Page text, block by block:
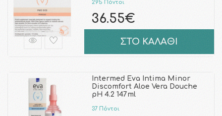
295 Πόντοι
36.55€
ΣΤΟ ΚΑΛΑΘΙ
Intermed Eva Intima Minor
Discomfort Aloe Vera Douche
pH 4.2 147ml
37 Πόντοι